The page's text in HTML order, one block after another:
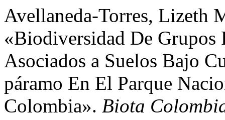
Avellaneda-Torres, Lizeth
«Biodiversidad De Grupos
Asociados a Suelos Bajo
páramo En El Parque
Colombia». Biota